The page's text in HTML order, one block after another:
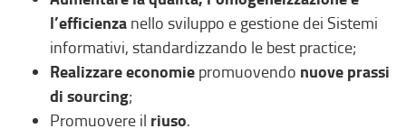
l’efficienza nello sviluppo e gestione dei Sistemi
informativi, standardizzando le best practice;
Realizzare economie promuovendo nuove prassi
di sourcing;
Promuovere il riuso.